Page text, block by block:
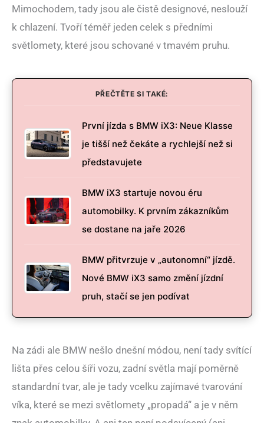
Mimochodem, tady jsou ale čistě designové, neslouží
k chlazení. Tvoří téměř jeden celek s předními
světlomety, které jsou schované v tmavém pruhu.
PŘEČTĚTE SI TAKÉ:
První jízda s BMW iX3: Neue Klasse
je tišší než čekáte a rychlejší než si
představujete
BMW iX3 startuje novou éru
automobilky. K prvním zákazníkům
se dostane na jaře 2026
BMW přitvrzuje v „autonomní“ jízdě.
Nové BMW iX3 samo změní jízdní
pruh, stačí se jen podívat
Na zádi ale BMW nešlo dnešní módou, není tady svítící
lišta přes celou šíři vozu, zadní světla mají poměrně
standardní tvar, ale je tady vcelku zajímavé tvarování
víka, které se mezi světlomety „propadá“ a je v něm